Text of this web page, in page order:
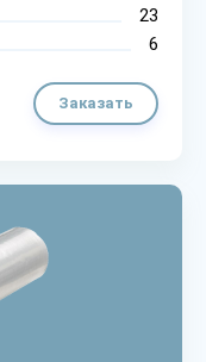
23
6
Заказать